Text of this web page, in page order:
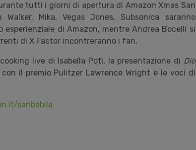
tutti i giorni di apertura di Amazon Xmas San
Mika, Vegas Jones, Subsonica saranno
di Amazon, mentre Andrea Bocelli si
di X Factor incontreranno i fan.
live di Isabella Potì, la presentazione di Dio
con il premio Pulitzer Lawrence Wright e le voci di
sanbabila